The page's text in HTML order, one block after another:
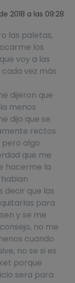
2018 a las 09:28
las paletas,
los
voy a las
vez más
dijeron que
menos
dijo que se
rectos
algo
que me
hacerme la
decir que las
para
y se me
no me
cuando
no se si es
porque
sera para